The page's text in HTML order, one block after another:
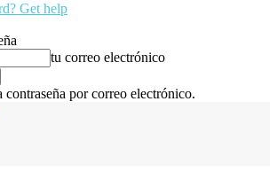
Get help
tu correo electrónico
contraseña por correo electrónico.